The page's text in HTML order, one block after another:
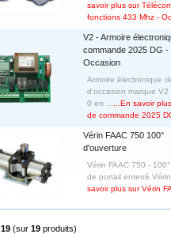
savoir plus sur
fonctions 433 Mhz -
V2 - Armoire
commande 2025 DG -
Occasion
Armoire électronique
d'occasion marque
0 en ...
...En savoir
de commande 2025
Vérin FAAC 750 100°
d'ouverture
Vérin FAAC 750 -
de portail enterré
savoir plus sur Vérin
19 (sur 19 produits)